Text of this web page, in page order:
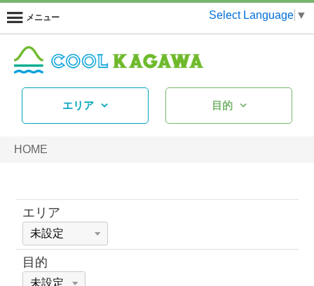
メニュー Select Language ▼
エリア 目的
HOME
エリア
目的